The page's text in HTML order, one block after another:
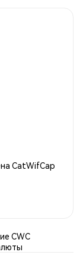
CatWifCap
CWC